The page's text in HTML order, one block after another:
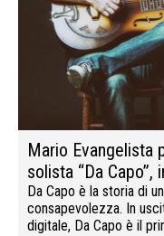
Mario Evangelista
solista “Da
Da Capo è la storia di
consapevolezza. In
digitale, Da Capo è il